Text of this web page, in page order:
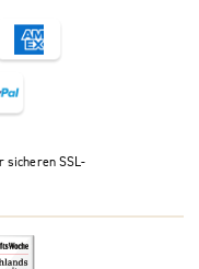
sicheren SSL-